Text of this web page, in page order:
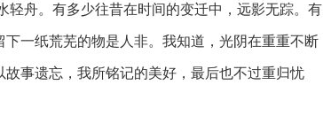
轻舟。有多少往昔在时间的变迁中，远影无踪。有
一纸荒芜的物是人非。我知道，光阴在重重不断
事遗忘，我所铭记的美好，最后也不过重归忧